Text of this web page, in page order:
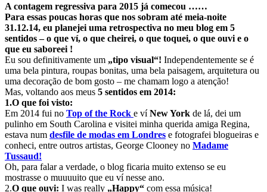
A contagem regressiva para 2015 já comecou ……
Para essas poucas horas que nos sobram até meia-noite
31.12.14, eu planejei uma retrospectiva no meu blog em 5
sentidos – o que ví, o que cheirei, o que toquei, o que ouvi e o
que eu saboreei !
Eu sou definitivamente um „tipo visual“! Independentemente se é
uma bela pintura, roupas bonitas, uma bela paisagem, arquitetura ou
uma decoração de bom gosto – me chamam logo a atenção!
Mas, voltando aos meus 5 sentidos em 2014:
1.O que foi visto:
Em 2014 fui no Top of the Rock e víNew York de lá, dei um
pulinho em South Carolina e visitei minha querida amiga Regina,
estava num desfile de modas em Londres e fotografei blogueiras e
conheci, entre outros artistas, George Clooney no Madame
Tussaud!
Oh, para falar a verdade, o blog ficaria muito extenso se eu
mostrasse o muuuuito que eu ví nesse ano.
2.O que ouvi: I was really „Happy“ com essa música!